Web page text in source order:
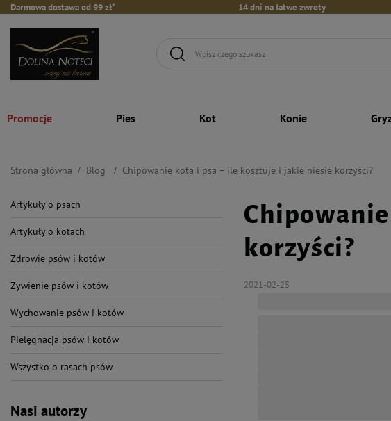
Darmowa dostawa od 99 zł* 14 dni na łatwe zwroty
Promocje Pies Kot Konie
Strona główna Blog Chipowanie kota i psa – ile kosztuje i jakie niesie korzyści?
Artykuły o psach
Artykuły o kotach
Zdrowie psów i kotów
Żywienie psów i kotów
Wychowanie psów i kotów
Pielęgnacja psów i kotów
Wszystko o rasach psów
Nasi autorzy
korzyści?
2021-02-25